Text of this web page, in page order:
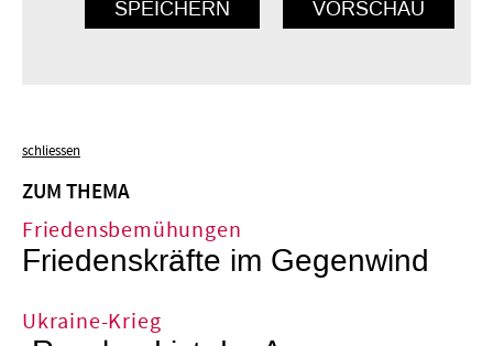
schliessen
ZUM THEMA
Friedensbemühungen
Friedenskräfte im Gegenwind
Ukraine-Krieg